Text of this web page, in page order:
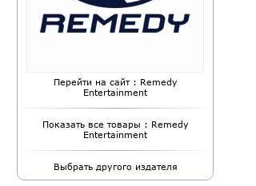
Перейти на сайт : Remedy
Entertainment
Показать все товары : Remedy
Entertainment
Выбрать другого издателя